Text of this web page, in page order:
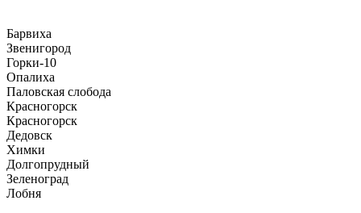
Барвиха
Звенигород
Горки-10
Опалиха
Паловская слобода
Красногорск
Красногорск
Дедовск
Химки
Долгопрудный
Зеленоград
Лобня